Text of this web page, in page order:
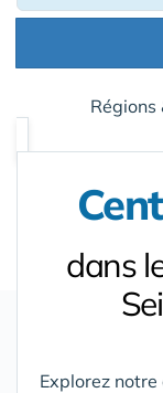
dans
Explorez